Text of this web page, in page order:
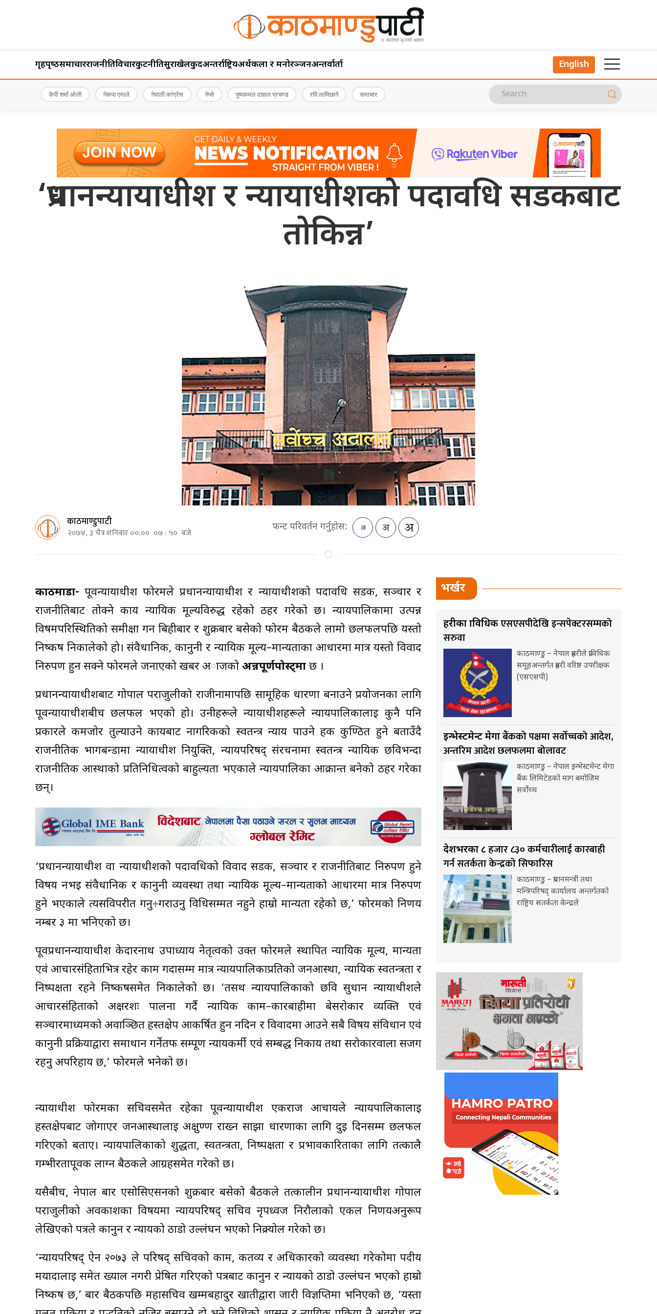
गृहपृष्‍ठसमाचारराजनीतिविचारकुटनीतिसुरक्षाखेलकुदअन्तर्राष्ट्रियअर्थकला र मनोरञ्जनअन्तर्वार्ता English
केपी शर्मा ओली नेकपा एमाले नेपाली कांग्रेस नेप्से पुष्पकमल दाहाल प्रचण्ड रवि लामिछाने समाचार
‘प्रधानन्यायाधीश र न्यायाधीशको पदावधि सडकबाट
तोकिन्न’
काठमाण्डुपाटी
२०७४, ३ चैत्र शनिबार ००:०० ०७ : ५० बजे फन्ट परिवर्तन गर्नुहोस:
काठमाडौं-पूर्वन्यायाधीश फोरमले प्रधानन्यायाधीश र न्यायाधीशको पदावधि सडक, सञ्चार र
राजनीतिबाट तोक्ने कार्य न्यायिक मूल्यविरुद्ध रहेको ठहर गरेको छ। न्यायपालिकामा उत्पन्न
विषमपरिस्थितिको समीक्षा गर्न बिहीबार र शुक्रबार बसेको फोरम बैठकले लामो छलफलपछि यस्तो
निष्कर्ष निकालेको हो। संवैधानिक, कानुनी र न्यायिक मूल्य–मान्यताका आधारमा मात्र यस्तो विवाद
निरुपण हुन सक्ने फोरमले जनाएको खबर अाजकाे अन्नपूर्णपाेस्ट्मा छ ।
प्रधानन्यायाधीशबाट गोपाल पराजुलीको राजीनामापछि सामूहिक धारणा बनाउने प्रयोजनका लागि
पूर्वन्यायाधीशबीच छलफल भएको हो। उनीहरूले न्यायाधीशहरूले न्यायपालिकालाई कुनै पनि
प्रकारले कमजोर तुल्याउने कार्यबाट नागरिकको स्वतन्त्र न्याय पाउने हक कुण्ठित हुने बताउँदै
राजनीतिक भागबन्डामा न्यायाधीश नियुक्ति, न्यायपरिषद् संरचनामा स्वतन्त्र न्यायिक छविभन्दा
राजनीतिक आस्थाको प्रतिनिधित्वको बाहुल्यता भएकाले न्यायपालिका आक्रान्त बनेको ठहर गरेका
छन्।
‘प्रधानन्यायाधीश वा न्यायाधीशको पदावधिको विवाद सडक, सञ्चार र राजनीतिबाट निरुपण हुने
विषय नभई संवैधानिक र कानुनी व्यवस्था तथा न्यायिक मूल्य–मान्यताको आधारमा मात्र निरुपण
हुने भएकाले त्यसविपरीत गर्नु÷गराउनु विधिसम्मत नहुने हाम्रो मान्यता रहेको छ,’ फोरमको निर्णय
नम्बर ३ मा भनिएको छ।
पूर्वप्रधानन्यायाधीश केदारनाथ उपाध्याय नेतृत्वको उक्त फोरमले स्थापित न्यायिक मूल्य, मान्यता
एवं आचारसंहिताभित्र रहेर काम गर्दासम्म मात्र न्यायपालिकाप्रतिको जनआस्था, न्यायिक स्वतन्त्रता र
निष्पक्षता रहने निष्कर्षसमेत निकालेको छ। ‘तसर्थ न्यायपालिकाको छवि सुधार्न न्यायाधीशले
आचारसंहिताको अक्षरशः पालना गर्दै न्यायिक काम–कारबाहीमा बेसरोकार व्यक्ति एवं
सञ्चारमाध्यमको अवाञ्छित हस्तक्षेप आकर्षित हुन नदिन र विवादमा आउने सबै विषय संविधान एवं
कानुनी प्रक्रियाद्वारा समाधान गर्नेतर्फ सम्पूर्ण न्यायकर्मी एवं सम्बद्ध निकाय तथा सरोकारवाला सजग
रहनु अपरिहार्य छ,’ फोरमले भनेको छ।
न्यायाधीश फोरमका सचिवसमेत रहेका पूर्वन्यायाधीश एकराज आचार्यले न्यायपालिकालाई
हस्तक्षेपबाट जोगाएर जनआस्थालाई अक्षुण्ण राख्न साझा धारणाका लागि दुई दिनसम्म छलफल
गरिएको बताए। न्यायपालिकाको शुद्धता, स्वतन्त्रता, निष्पक्षता र प्रभावकारिताका लागि तत्कालै
गम्भीरतापूर्वक लाग्न बैठकले आग्रहसमेत गरेको छ।
यसैबीच, नेपाल बार एसोसिएसनको शुक्रबार बसेको बैठकले तत्कालीन प्रधानन्यायाधीश गोपाल
पराजुलीको अवकाशका विषयमा न्यायपरिषद् सचिव नृपध्वज निरौलाको एकल निर्णयअनुरूप
लेखिएको पत्रले कानुन र न्यायको ठाडो उल्लंघन भएको निक्र्योल गरेको छ।
‘न्यायपरिषद् ऐन २०७३ ले परिषद् सचिवको काम, कर्तव्य र अधिकारको व्यवस्था गरेकोमा पदीय
मर्यादालाई समेत ख्याल नगरी प्रेषित गरिएको पत्रबाट कानुन र न्यायको ठाडो उल्लंघन भएको हाम्रो
निष्कर्ष छ,’ बार बैठकपछि महासचिव खम्मबहादुर खातीद्वारा जारी विज्ञप्तिमा भनिएको छ, ‘यस्ता
भर्खर
प्रहरीका प्राविधिकएसएसपीदेखि इन्सपेक्टरसम्मको
सरुवा
काठमाण्डु – नेपाल प्रहरीले प्राविधिक
समूहअन्तर्गत प्रहरी वरिष्ठ उपरीक्षक
(एसएसपी)
इन्भेस्टमेन्ट मेगाबैंकको पक्षमा सर्वाेच्चको आदेश,
अन्तरिम आदेश छलफलमा बोलावट
काठमाण्डु – नेपाल इन्भेस्टमेन्ट मेगा
बैंक लिमिटेडको माग बमोजिम
सर्वोच्च
देशभरका ८हजार ८३० कर्मचारीलाई कारबाही
गर्न सतर्कता केन्द्रको सिफारिस
काठमाण्डु – प्रधानमन्त्री तथा
मन्त्रिपरिषद् कार्यालय अन्तर्गतको
राष्ट्रिय सतर्कता केन्द्रले